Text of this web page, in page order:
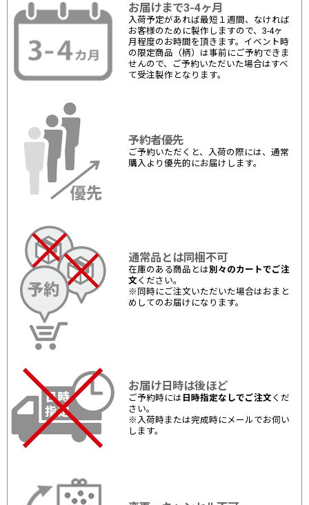
お届けまで3-4ヶ月
入荷予定があれば最短１週間、なければ
お客様のために製作しますので、3-4ヶ
月程度のお時間を頂きます。イベント時
の限定商品（柄）は事前にご予約できま
せんので、ご予約いただいた場合はすべ
て受注製作となります。
予約者優先
ご予約いただくと、入荷の際には、通常
購入より優先的にお届けします。
通常品とは同梱不可
在庫のある商品とは別々のカートでご注
文 ください。
※同時にご注文いただいた場合はおまと
めしてのお届けになります。
お届け日時は後ほど
ご予約時には 日時指定なしでご注文 くだ
さい。
※入荷時または完成時にメールでお伺い
します。